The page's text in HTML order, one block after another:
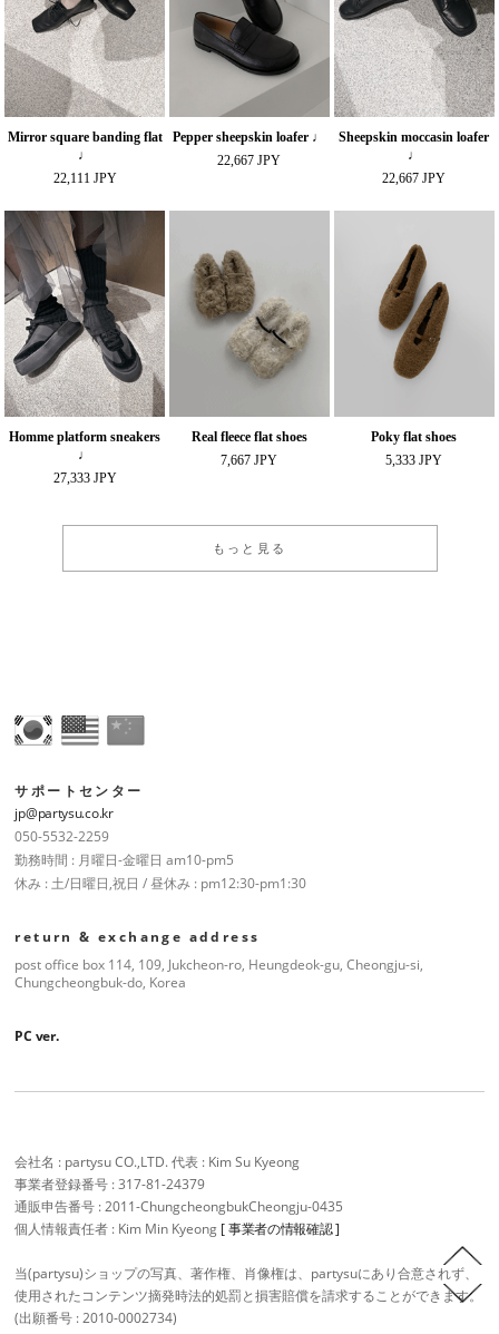
Mirror square banding flat
♩
22,111 JPY
Pepper sheepskin loafer ♩
22,667 JPY
Sheepskin moccasin loafer
♩
22,667 JPY
Homme platform sneakers
♩
27,333 JPY
Real fleece flat shoes
7,667 JPY
Poky flat shoes
5,333 JPY
もっと見る
サポートセンター
jp@partysu.co.kr
050-5532-2259
勤務時間 : 月曜日-金曜日 am10-pm5
休み : 土/日曜日,祝日 / 昼休み : pm12:30-pm1:30
return & exchange address
post office box 114, 109, Jukcheon-ro, Heungdeok-gu, Cheongju-si,
Chungcheongbuk-do, Korea
PC ver.
会社名 : partysu CO.,LTD. 代表 : Kim Su Kyeong
事業者登録番号 : 317-81-24379
通販申告番号 : 2011-ChungcheongbukCheongju-0435
個人情報責任者 : Kim Min Kyeong [ 事業者の情報確認 ]
当(partysu)ショップの写真、著作権、肖像権は、partysuにあり合意されず、
使用されたコンテンツ摘発時法的処罰と損害賠償を請求することができます。
(出願番号 : 2010-0002734)